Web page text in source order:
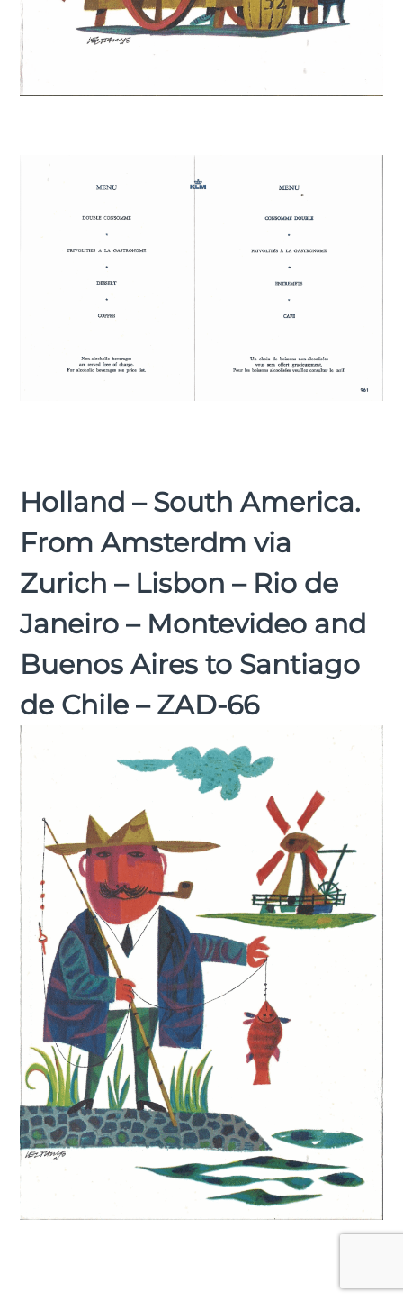
Holland – South America.
From Amsterdm via
Zurich – Lisbon – Rio de
Janeiro – Montevideo and
Buenos Aires to Santiago
de Chile – ZAD-66